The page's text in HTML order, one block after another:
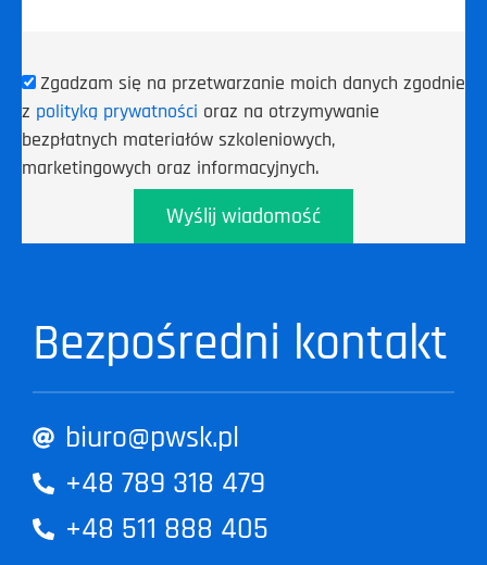
Zgadzam się na przetwarzanie moich danych zgodnie
z polityką prywatności oraz na otrzymywanie
bezpłatnych materiałów szkoleniowych,
marketingowych oraz informacyjnych.
Wyślij wiadomość
Bezpośredni kontakt
biuro@pwsk.pl
+48 789 318 479
+48 511 888 405